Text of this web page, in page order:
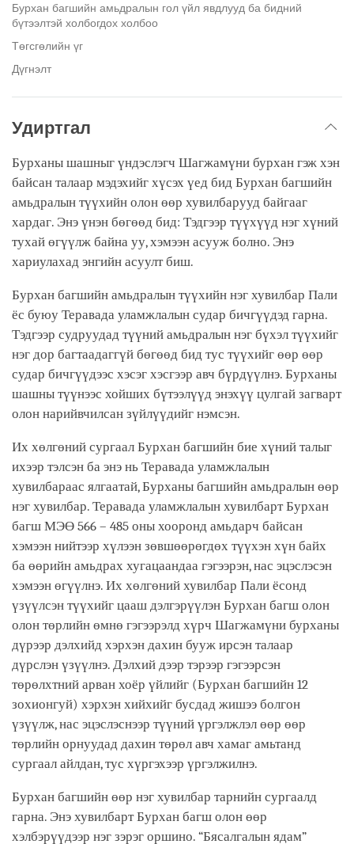
Бурхан багшийн амьдралын гол үйл явдлууд ба бидний
бүтээлтэй холбогдох холбоо
Төгсгөлийн үг
Дүгнэлт
Удиртгал
Бурханы шашныг үндэслэгч Шагжамүни бурхан гэж хэн
байсан талаар мэдэхийг хүсэх үед бид Бурхан багшийн
амьдралын түүхийн олон өөр хувилбарууд байгааг
хардаг. Энэ үнэн бөгөөд бид: Тэдгээр түүхүүд нэг хүний
тухай өгүүлж байна уу, хэмээн асууж болно. Энэ
хариулахад энгийн асуулт биш.
Бурхан багшийн амьдралын түүхийн нэг хувилбар Пали
ёс буюу Теравада уламжлалын судар бичгүүдэд гарна.
Тэдгээр судруудад түүний амьдралын нэг бүхэл түүхийг
нэг дор багтаадаггүй бөгөөд бид тус түүхийг өөр өөр
судар бичгүүдээс хэсэг хэсгээр авч бүрдүүлнэ. Бурханы
шашны түүнээс хойших бүтээлүүд энэхүү цулгай загварт
олон нарийвчилсан зүйлүүдийг нэмсэн.
Их хөлгөний сургаал Бурхан багшийн бие хүний талыг
ихээр тэлсэн ба энэ нь Теравада уламжлалын
хувилбараас ялгаатай, Бурханы багшийн амьдралын өөр
нэг хувилбар. Теравада уламжлалын хувилбарт Бурхан
багш МЭӨ 566 – 485 оны хооронд амьдарч байсан
хэмээн нийтээр хүлээн зөвшөөрөгдөх түүхэн хүн байх
ба өөрийн амьдрах хугацаандаа гэгээрэн, нас эцэслэсэн
хэмээн өгүүлнэ. Их хөлгөний хувилбар Пали ёсонд
үзүүлсэн түүхийг цааш дэлгэрүүлэн Бурхан багш олон
олон төрлийн өмнө гэгээрэлд хүрч Шагжамүни бурханы
дүрээр дэлхийд хэрхэн дахин бууж ирсэн талаар
дүрслэн үзүүлнэ. Дэлхий дээр тэрээр гэгээрсэн
төрөлхтний арван хоёр үйлийг (Бурхан багшийн 12
зохионгуй) хэрхэн хийхийг бусдад жишээ болгон
үзүүлж, нас эцэслэснээр түүний үргэлжлэл өөр өөр
төрлийн орнуудад дахин төрөл авч хамаг амьтанд
сургаал айлдан, тус хүргэхээр үргэлжилнэ.
Бурхан багшийн өөр нэг хувилбар тарнийн сургаалд
гарна. Энэ хувилбарт Бурхан багш олон өөр
хэлбэрүүдээр нэг зэрэг оршино. “Бясалгалын ядам”